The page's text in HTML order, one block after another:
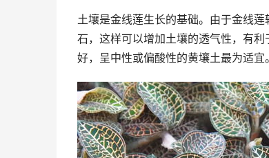
土壤是金线莲生长的基础。由于金线
石，这样可以增加土壤的透气性，有
好，呈中性或偏酸性的黄壤土最为适宜。